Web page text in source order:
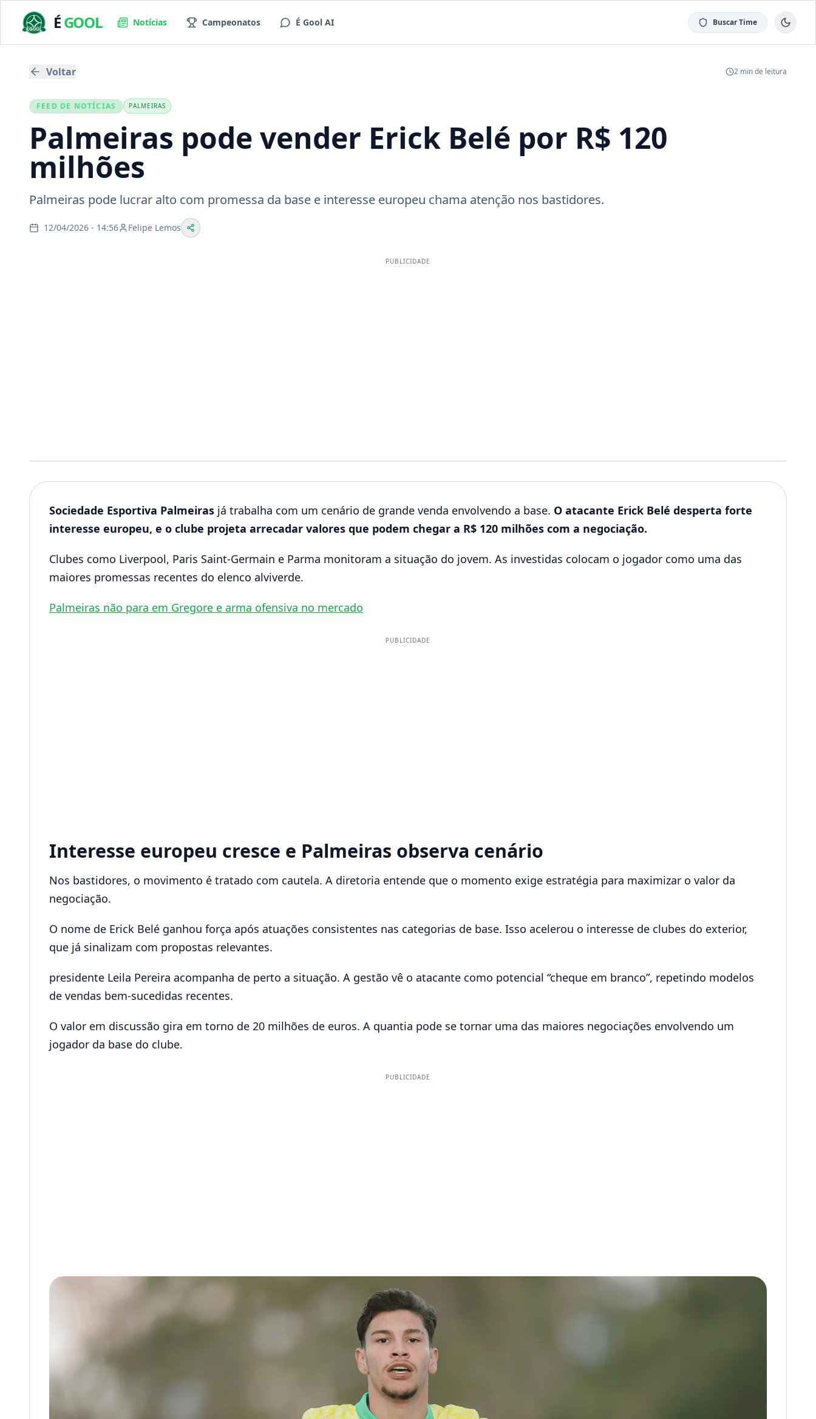
ÉGOOL Notícias Campeonatos É Gool AI Buscar Time
Voltar 2 min de leitura
FEED DE NOTÍCIAS PALMEIRAS
Palmeiras pode vender Erick Belé por R$ 120
milhões
Palmeiras pode lucrar alto com promessa da base e interesse europeu chama atenção nos bastidores.
12/04/2026 - 14:56 Felipe Lemos
PUBLICIDADE
Sociedade Esportiva Palmeiras já trabalha com um cenário de grande venda envolvendo a base. O atacante Erick Belé desperta forte
interesse europeu, e o clube projeta arrecadar valores que podem chegar a R$ 120 milhões com a negociação.
Clubes como Liverpool, Paris Saint-Germain e Parma monitoram a situação do jovem. As investidas colocam o jogador como uma das
maiores promessas recentes do elenco alviverde.
Palmeiras não para em Gregore e arma ofensiva no mercado
PUBLICIDADE
Interesse europeu cresce e Palmeiras observa cenário
Nos bastidores, o movimento é tratado com cautela. A diretoria entende que o momento exige estratégia para maximizar o valor da
negociação.
O nome de Erick Belé ganhou força após atuações consistentes nas categorias de base. Isso acelerou o interesse de clubes do exterior,
que já sinalizam com propostas relevantes.
presidente Leila Pereira acompanha de perto a situação. A gestão vê o atacante como potencial “cheque em branco”, repetindo modelos
de vendas bem-sucedidas recentes.
O valor em discussão gira em torno de 20 milhões de euros. A quantia pode se tornar uma das maiores negociações envolvendo um
jogador da base do clube.
PUBLICIDADE